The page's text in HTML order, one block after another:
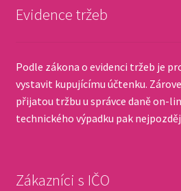
Evidence tržeb
Podle zákona o evidenci tržeb je
vystavit kupujícímu účtenku.
přijatou tržbu u správce daně on-
technického výpadku pak
Zákazníci s IČO